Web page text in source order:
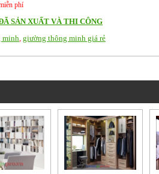
phí
SẢN XUẤT VÀ THI CÔNG
minh, giường thông minh giá rẻ